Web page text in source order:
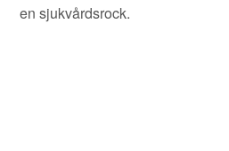
en sjukvårdsrock.